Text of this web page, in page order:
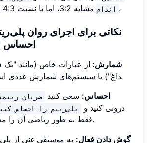
اندام مشابه 3:2، اما با نسبت 4:3 تمرکز کنید.
نکاتی برای اجرای روان
احساس
شمارش: از عبارات خاص (مانند "یک
داغ") یا سیستم‌های شمارش عددی استفاده کنید.
احساس: سعی کنید ضربان
درونی کنید و
پلی‌ریتم را احساس کنید
فقط به طور ریاضی آن را محاسبه کنید.
گوش دادن فعال: به موسیقی غنی از